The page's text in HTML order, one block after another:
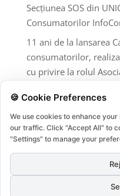
Secțiunea SOS din
Consumatorilor
11 ani de la lansarea
consumatorilor,
cu privire la rolul
Comentarii
Niciun comentariu de
🍪 Cookie Preferences
We use cookies to enhance
our traffic. Click "Accept All" to
"Settings" to manage your